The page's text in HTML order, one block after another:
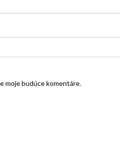
moje budúce komentáre.